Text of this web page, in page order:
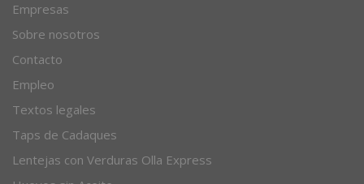
Autores
Empresas
Sobre nosotros
Contacto
Empleo
Textos legales
Taps de Cadaques